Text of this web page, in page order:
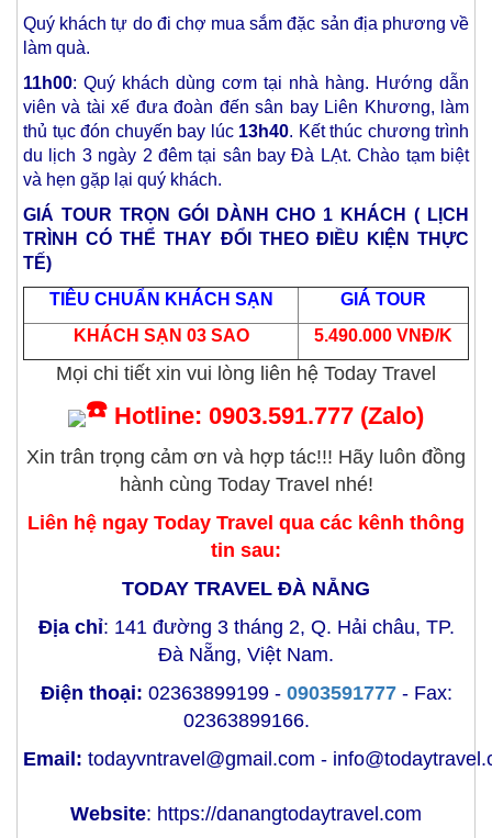
Quý khách tự do đi chợ mua sắm đặc sản địa phương về
làm quà.
11h00: Quý khách dùng cơm tại nhà hàng. Hướng dẫn
viên và tài xế đưa đoàn đến sân bay Liên Khương, làm
thủ tục đón chuyến bay lúc 13h40. Kết thúc chương trình
du lịch 3 ngày 2 đêm tại sân bay Đà LẠt. Chào tạm biệt
và hẹn gặp lại quý khách.
GIÁ TOUR TRỌN GÓI DÀNH CHO 1 KHÁCH ( LỊCH
TRÌNH CÓ THỂ THAY ĐỔI THEO ĐIỀU KIỆN THỰC
TẾ)
TIÊU CHUẨN KHÁCH SẠN
GIÁ TOUR
KHÁCH SẠN 03 SAO
5.490.000 VNĐ/K
Mọi chi tiết xin vui lòng liên hệ Today Travel
Hotline: 0903.591.777 (Zalo)
Xin trân trọng cảm ơn và hợp tác!!! Hãy luôn đồng
hành cùng Today Travel nhé!
Liên hệ ngay Today Travel qua các kênh thông
tin sau:
TODAY TRAVEL ĐÀ NẴNG
Địa chỉ: 141 đường 3 tháng 2, Q. Hải châu, TP.
Đà Nẵng, Việt Nam.
Điện thoại: 02363899199 - 0903591777- Fax:
02363899166.
Email: todayvntravel@gmail.com -
Website: https://danangtodaytravel.com